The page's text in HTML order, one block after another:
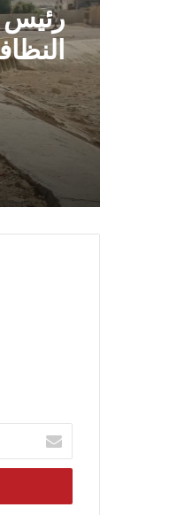
رئيس
على
بريدك
الإلكتروني